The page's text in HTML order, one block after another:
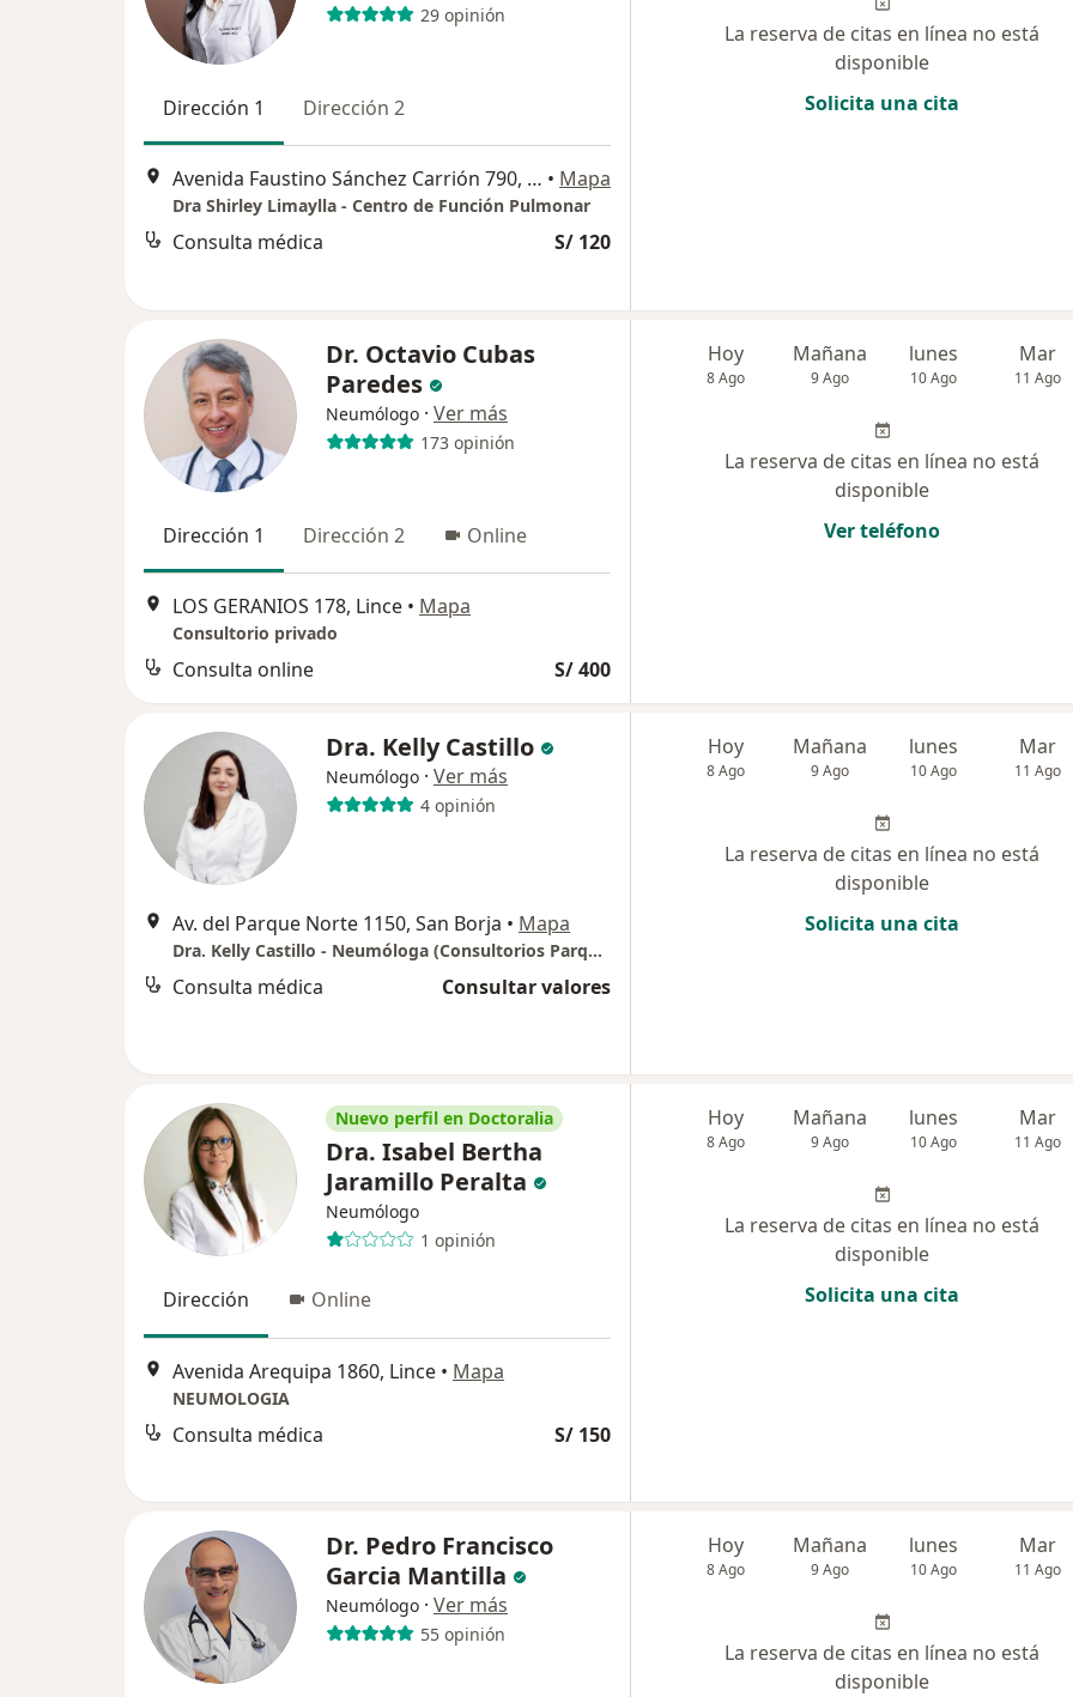
29 opinión
Dirección 1 Dirección 2
Avenida Faustino Sánchez Carrión 790, Magdalena del Mar • Mapa
Dra Shirley Limaylla - Centro de Función Pulmonar
Consulta médica S/ 120
La reserva de citas en línea no está
disponible
Solicita una cita
Dr. Octavio Cubas
Paredes
Neumólogo · Ver más
173 opinión
Dirección 1 Dirección 2 Online
LOS GERANIOS 178, Lince • Mapa
Consultorio privado
Consulta online S/ 400
Hoy
8 Ago
Mañana
9 Ago
lunes
10 Ago
Mar
11 Ago
La reserva de citas en línea no está
disponible
Ver teléfono
Dra. Kelly Castillo
Neumólogo · Ver más
4 opinión
Av. del Parque Norte 1150, San Borja • Mapa
Dra. Kelly Castillo - Neumóloga (Consultorios Parque Norte)
Consulta médica Consultar valores
Hoy
8 Ago
Mañana
9 Ago
lunes
10 Ago
Mar
11 Ago
La reserva de citas en línea no está
disponible
Solicita una cita
Nuevo perfil en Doctoralia
Dra. Isabel Bertha
Jaramillo Peralta
Neumólogo
1 opinión
Dirección Online
Avenida Arequipa 1860, Lince • Mapa
NEUMOLOGIA
Consulta médica S/ 150
Hoy
8 Ago
Mañana
9 Ago
lunes
10 Ago
Mar
11 Ago
La reserva de citas en línea no está
disponible
Solicita una cita
Dr. Pedro Francisco
Garcia Mantilla
Neumólogo · Ver más
55 opinión
Hoy
8 Ago
Mañana
9 Ago
lunes
10 Ago
Mar
11 Ago
La reserva de citas en línea no está
disponible